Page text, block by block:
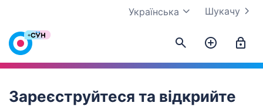
Шукачу
Українська
Work.ua
Зареєструйтеся та відкрийте